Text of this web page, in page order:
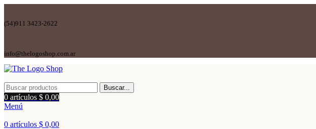
(54)911 3423-2622
info@thelogoshop.com.ar
Buscar...
0 artículos $ 0,00
Menú
0 artículos $ 0,00